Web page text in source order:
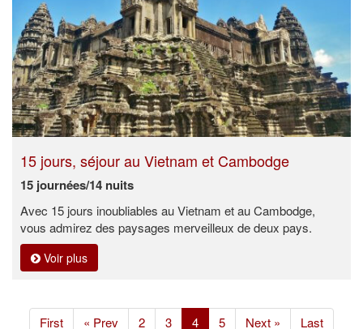
15 jours, séjour au Vietnam et Cambodge
15 journées/14 nuits
Avec 15 jours inoubliables au Vietnam et au Cambodge,
vous admirez des paysages merveilleux de deux pays.
Voir plus
First « Prev 2 3 4(current)
5 Next » Last